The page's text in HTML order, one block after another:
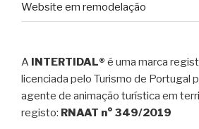
Website em remodelação
A INTERTIDAL® é uma marca
licenciada pelo Turismo de Portugal
agente de animação turística em
registo: RNAAT n° 349/2019